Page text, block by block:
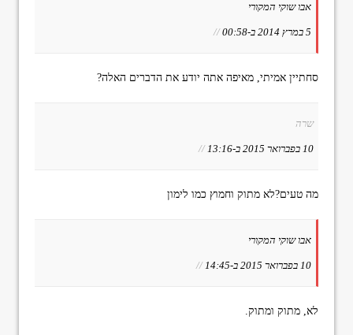
אבו שוקי המקורי
5 במרץ 2014 ב-00:58 //
סחתיין אמיתי, מאיפה אתה יודע את הדברים האלה?
שרה
10 בפברואר 2015 ב-13:16 //
מה טעים?לא מתוק וחמוץ כמו לימון
אבו שוקי המקורי
10 בפברואר 2015 ב-14:45 //
לא, מתוק ומתוק.